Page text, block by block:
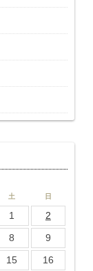
土 日
1
2
8
9
15
16